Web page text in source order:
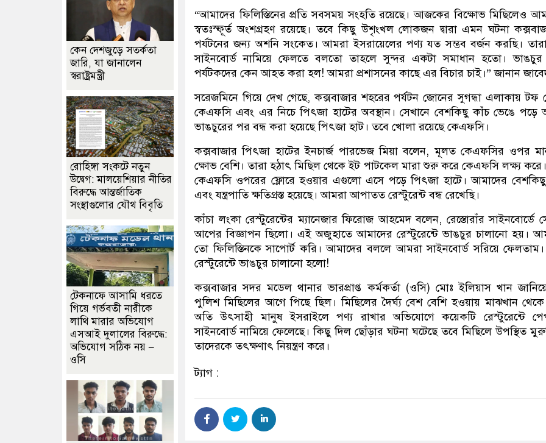
“আমাদের ফিলিস্তিনের প্রতি সবসময় সংহতি রয়েছে। আজকের বিক্ষোভ মিছিলেও
স্বতঃস্ফূর্ত অংশগ্রহণ রয়েছে। তবে কিছু উশৃংখল লোকজন দ্বারা এমন ঘটনা
পর্যটনের জন্য অশনি সংকেত। আমরা ইসরায়েলের পণ্য যত সম্ভব বর্জন করছি।
সাইনবোর্ড নামিয়ে ফেলতে বলতো তাহলে সুন্দর একটা সমাধান হতো।
পর্যটকদের কেন আহত করা হল! আমরা প্রশাসনের কাছে এর বিচার চাই।” জানান
সরেজমিনে গিয়ে দেখ গেছে, কক্সবাজার শহরের পর্যটন জোনের সুগন্ধা এলাকায় টফ
কেএফসি এবং এর নিচে পিৎজা হাটের অবস্থান। সেখানে বেশকিছু কাঁচ ভেঙে পড়ে
ভাঙচুরের পর বন্ধ করা হয়েছে পিৎজা হাট। তবে খোলা রয়েছে কেএফসি।
কক্সবাজার পিৎজা হাটের ইনচার্জ পারভেজ মিয়া বলেন, মূলত কেএফসির ওপর
ক্ষোভ বেশি। তারা হঠাৎ মিছিল থেকে ইট পাটকেল মারা শুরু করে কেএফসি লক্ষ্য
কেএফসি ওপরের ফ্লোরে হওয়ার এগুলো এসে পড়ে পিৎজা হাটে। আমাদের
এবং যন্ত্রপাতি ক্ষতিগ্রস্ত হয়েছে। আমরা আপাতত রেস্টুরেন্ট বন্ধ রেখেছি।
কাঁচা লংকা রেস্টুরেন্টের ম্যানেজার ফিরোজ আহমেদ বলেন, রেস্তোরাঁর সাইনবোর্ডে
আপের বিজ্ঞাপন ছিলো। এই অজুহাতে আমাদের রেস্টুরেন্টে ভাঙচুর চালানো হয়।
তো ফিলিস্তিনকে সাপোর্ট করি। আমাদের বললে আমরা সাইনবোর্ড সরিয়ে
রেস্টুরেন্টে ভাঙচুর চালানো হলো!
কক্সবাজার সদর মডেল থানার ভারপ্রাপ্ত কর্মকর্তা (ওসি) মোঃ ইলিয়াস খান
পুলিশ মিছিলের আগে পিছে ছিল। মিছিলের দৈর্ঘ্য বেশ বেশি হওয়ায় মাঝখান
অতি উৎসাহী মানুষ ইসরাইলে পণ্য রাখার অভিযোগে কয়েকটি রেস্টুরেন্টে
সাইনবোর্ড নামিয়ে ফেলেছে। কিছু দিল ছোঁড়ার ঘটনা ঘটেছে তবে মিছিলে উপস্থিত
তাদেরকে তৎক্ষণাৎ নিয়ন্ত্রণ করে।
ট্যাগ :
কেন দেশজুড়ে সতর্কতা
জারি, যা জানালেন
স্বরাষ্ট্রমন্ত্রী
রোহিঙ্গা সংকটে নতুন
উদ্বেগ: মালয়েশিয়ার নীতির
বিরুদ্ধে আন্তর্জাতিক
সংস্থাগুলোর যৌথ বিবৃতি
টেকনাফে আসামি ধরতে
গিয়ে গর্ভবতী নারীকে
লাথি মারার অভিযোগ
এসআই দুলালের বিরুদ্ধে:
অভিযোগ সঠিক নয় –
ওসি